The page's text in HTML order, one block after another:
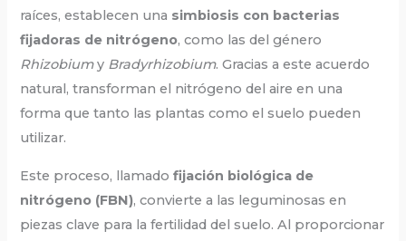
raíces, establecen una simbiosis con bacterias
fijadoras de nitrógeno, como las del género
Rhizobiumy Bradyrhizobium. Gracias a este acuerdo
natural, transforman el nitrógeno del aire en una
forma que tanto las plantas como el suelo pueden
utilizar.
Este proceso, llamadofijación biológica de
nitrógeno (FBN), convierte a las leguminosas en
piezas clave para la fertilidad del suelo. Al proporcionar